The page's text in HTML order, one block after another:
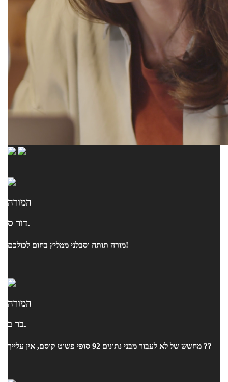
המורה
דור ס.
מורה תותח וסבלני ממליץ בחום לכולכם!
המורה
בר ב.
מחשש של לא לעבור מבני נתונים 92 סופי פשוט קוסם, אין עלייך ??